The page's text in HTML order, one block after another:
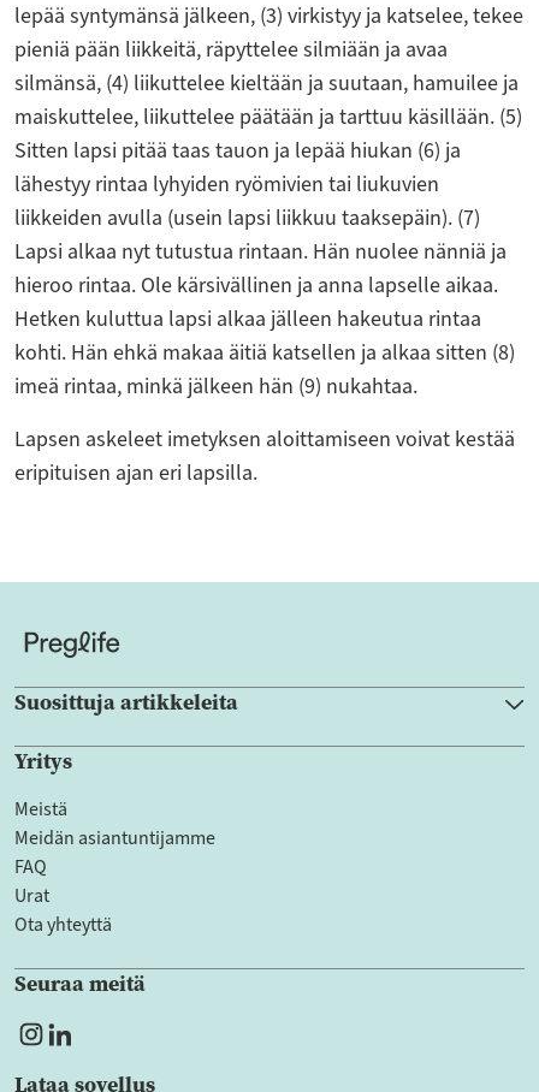
lepää syntymänsä jälkeen, (3) virkistyy ja katselee, tekee
pieniä pään liikkeitä, räpyttelee silmiään ja avaa
silmänsä, (4) liikuttelee kieltään ja suutaan, hamuilee ja
maiskuttelee, liikuttelee päätään ja tarttuu käsillään. (5)
Sitten lapsi pitää taas tauon ja lepää hiukan (6) ja
lähestyy rintaa lyhyiden ryömivien tai liukuvien
liikkeiden avulla (usein lapsi liikkuu taaksepäin). (7)
Lapsi alkaa nyt tutustua rintaan. Hän nuolee nänniä ja
hieroo rintaa. Ole kärsivällinen ja anna lapselle aikaa.
Hetken kuluttua lapsi alkaa jälleen hakeutua rintaa
kohti. Hän ehkä makaa äitiä katsellen ja alkaa sitten (8)
imeä rintaa, minkä jälkeen hän (9) nukahtaa.
Lapsen askeleet imetyksen aloittamiseen voivat kestää
eripituisen ajan eri lapsilla.
Suosittuja artikkeleita
Yritys
Meistä
Meidän asiantuntijamme
FAQ
Urat
Ota yhteyttä
Seuraa meitä
Lataa sovellus